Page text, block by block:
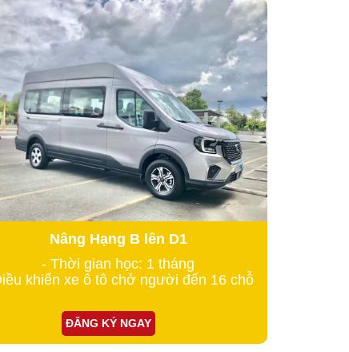
Nâng Hạng B lên D1
- Thời gian học: 1 tháng
khiển xe ô tô chở người đến 16 chỗ
ĐĂNG KÝ NGAY